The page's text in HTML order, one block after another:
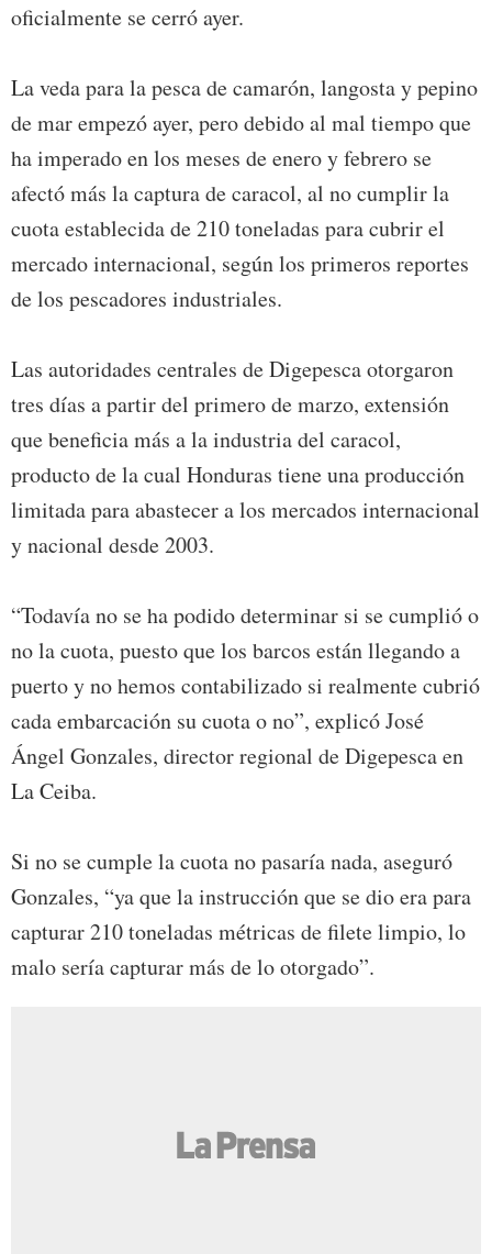
oficialmente se cerró ayer.
La veda para la pesca de camarón, langosta y pepino
de mar empezó ayer, pero debido al mal tiempo que
ha imperado en los meses de enero y febrero se
afectó más la captura de caracol, al no cumplir la
cuota establecida de 210 toneladas para cubrir el
mercado internacional, según los primeros reportes
de los pescadores industriales.
Las autoridades centrales de Digepesca otorgaron
tres días a partir del primero de marzo, extensión
que beneficia más a la industria del caracol,
producto de la cual Honduras tiene una producción
limitada para abastecer a los mercados internacional
y nacional desde 2003.
“Todavía no se ha podido determinar si se cumplió o
no la cuota, puesto que los barcos están llegando a
puerto y no hemos contabilizado si realmente cubrió
cada embarcación su cuota o no”, explicó José
Ángel Gonzales, director regional de Digepesca en
La Ceiba.
Si no se cumple la cuota no pasaría nada, aseguró
Gonzales, “ya que la instrucción que se dio era para
capturar 210 toneladas métricas de filete limpio, lo
malo sería capturar más de lo otorgado”.